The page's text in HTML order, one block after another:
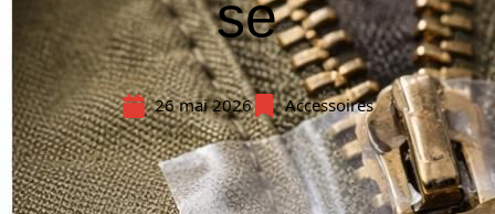
se
26 mai 2026 Accessoires